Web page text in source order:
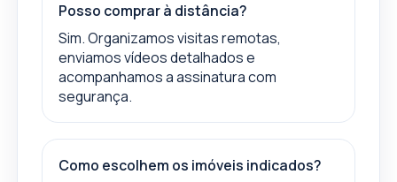
Posso comprar à distância?
Sim. Organizamos visitas remotas,
enviamos vídeos detalhados e
acompanhamos a assinatura com
segurança.
Como escolhem os imóveis indicados?